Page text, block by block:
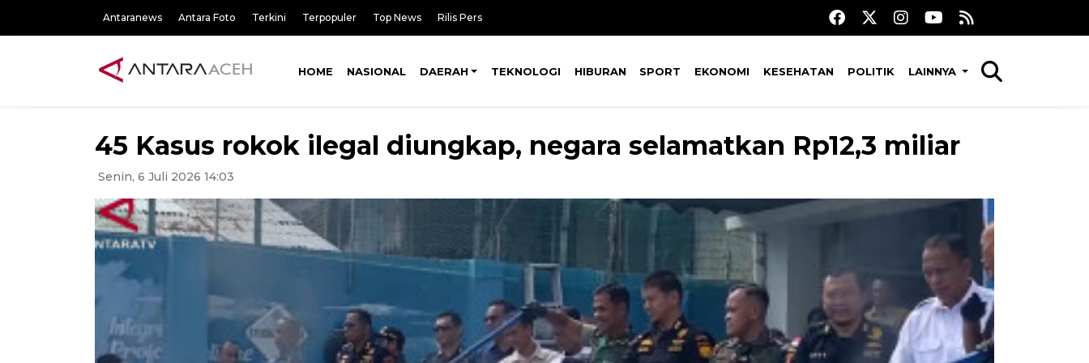
Antaranews Antara Foto Terkini Terpopuler Top News Rilis Pers
HOME NASIONAL DAERAH TEKNOLOGI HIBURAN SPORT EKONOMI KESEHATAN POLITIK LAINNYA
45 Kasus rokok ilegal diungkap, negara selamatkan Rp12,3 miliar
Senin, 6 Juli 2026 14:03